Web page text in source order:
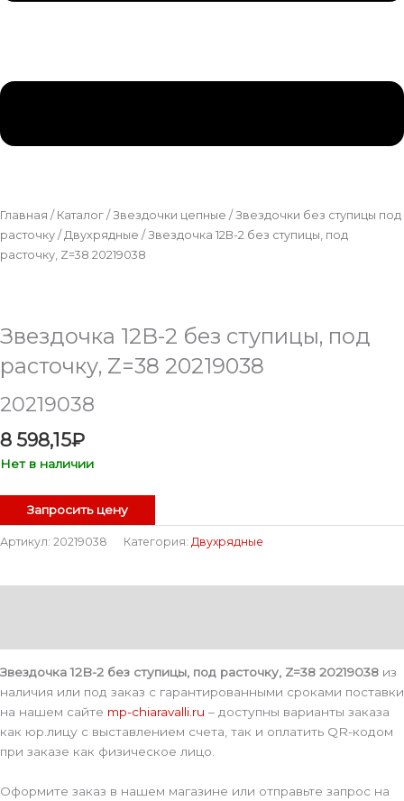
Главная / Каталог / Звездочки цепные / Звездочки без ступицы под
расточку / Двухрядные / Звездочка 12B-2 без ступицы, под
расточку, Z=38 20219038
Звездочка 12B-2 без ступицы, под
расточку, Z=38 20219038
20219038
8 598,15₽
Нет в наличии
Запросить цену
Артикул: 20219038 Категория: Двухрядные
Звездочка 12B-2 без ступицы, под расточку, Z=38 20219038 из
наличия или под заказ с гарантированными сроками поставки
на нашем сайте mp-chiaravalli.ru – доступны варианты заказа
как юр.лицу с выставлением счета, так и оплатить QR-кодом
при заказе как физическое лицо.
Оформите заказ в нашем магазине или отправьте запрос на